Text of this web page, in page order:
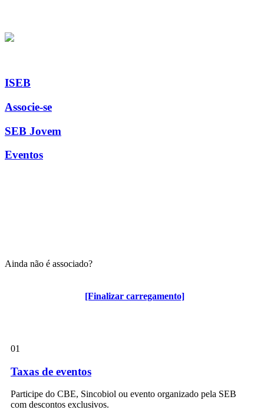
[Finalizar carregamento]
ISEB
Associe-se
SEB Jovem
Eventos
Ainda não é associado?
Algumas vantagens para associados
01
Taxas de eventos
Participe do CBE, Sincobiol ou evento organizado pela SEB
com descontos exclusivos.